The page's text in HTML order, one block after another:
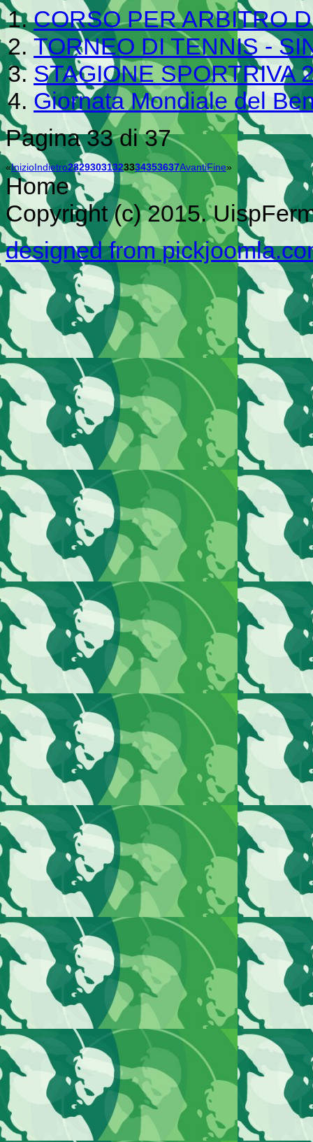
CORSO PER ARBITRO
TORNEO DI TENNIS -
STAGIONE SPORTRIVA
Giornata Mondiale del
Pagina 33 di 37
«InizioIndietro28293031323334353637AvantiFine»
Home
Copyright (c) 2015.
designed from